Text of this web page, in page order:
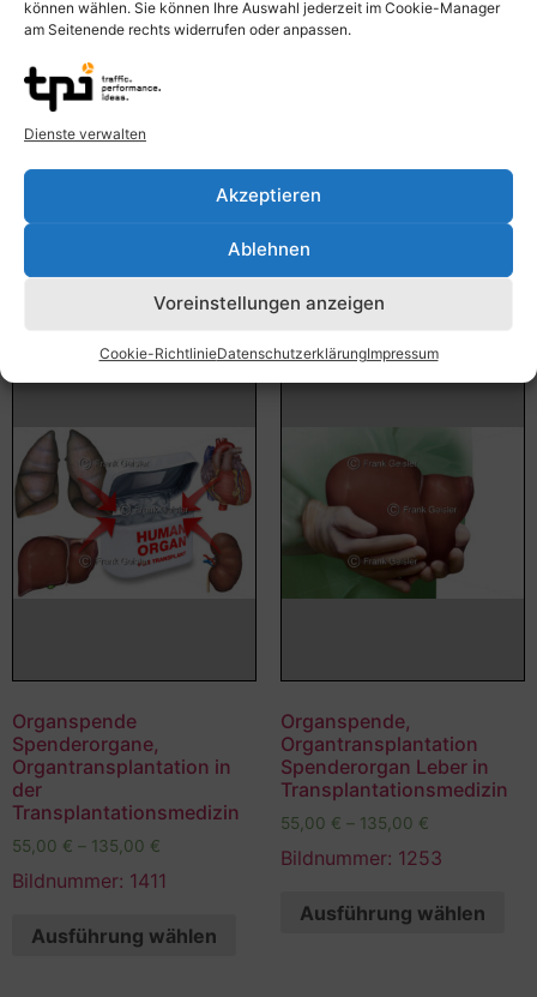
können wählen. Sie können Ihre Auswahl jederzeit im Cookie-Manager
am Seitenende rechts widerrufen oder anpassen.
Dienste verwalten
Akzeptieren
Ablehnen
Voreinstellungen anzeigen
Cookie-RichtlinieDatenschutzerklärungImpressum
Transplantation Herz,
Herztransplantation nach
Lower und Shumway
Ausführung wählen
Organspende
Spenderorgane,
Organtransplantation in
der
Transplantationsmedizin
55,00 € – 135,00 €
Bildnummer: 1411
Ausführung wählen
Organspende,
Organtransplantation
Spenderorgan Leber in
Transplantationsmedizin
55,00 € – 135,00 €
Bildnummer: 1253
Ausführung wählen